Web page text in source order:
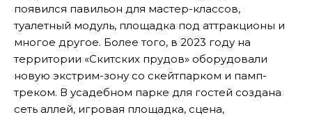
появился павильон для мастер-классов,
туалетный модуль, площадка под аттракционы и
многое другое. Более того, в 2023 году на
территории «Скитских прудов» оборудовали
новую экстрим-зону со скейтпарком и памп-
треком. В усадебном парке для гостей создана
сеть аллей, игровая площадка, сцена,